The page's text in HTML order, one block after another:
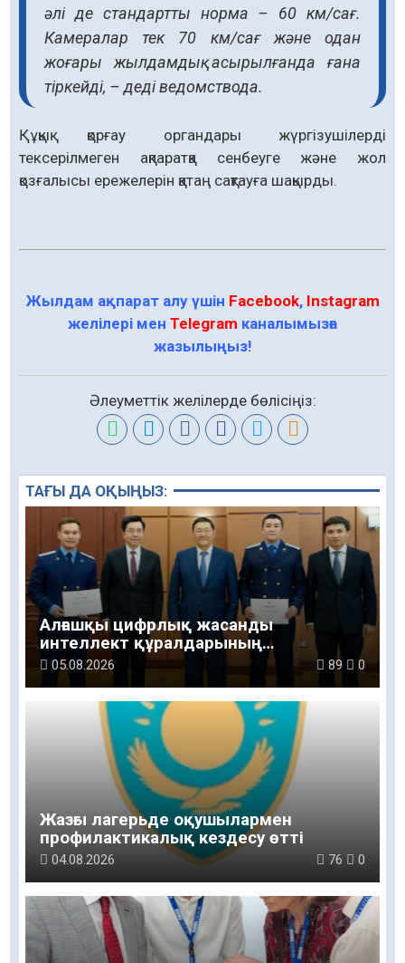
әлі де стандартты норма – 60 км/сағ.
Камералар тек 70 км/сағ және одан
жоғары жылдамдық асырылғанда ғана
тіркейді, – деді ведомствода.
Құқық қорғау органдары жүргізушілерді
тексерілмеген ақпаратқа сенбеуге және жол
қозғалысы ережелерін қатаң сақтауға шақырды.
Жылдам ақпарат алу үшін Facebook, Instagram
желілері мен Telegram каналымызға
жазылыңыз!
Әлеуметтік желілерде бөлісіңіз:
ТАҒЫ ДА ОҚЫҢЫЗ:
Алғашқы цифрлық жасанды
интеллект құралдарының
таныстырылымы өтті
05.08.2026 89 0
Жазғы лагерьде оқушылармен
профилактикалық кездесу өтті
04.08.2026 76 0